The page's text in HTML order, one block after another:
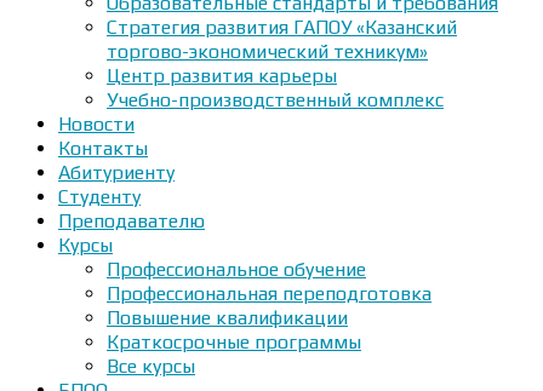
Стратегия развития ГАПОУ «Казанский
торгово-экономический техникум»
Центр развития карьеры
Учебно-производственный комплекс
Новости
Контакты
Абитуриенту
Студенту
Преподавателю
Курсы
Профессиональное обучение
Профессиональная переподготовка
Повышение квалификации
Краткосрочные программы
Все курсы